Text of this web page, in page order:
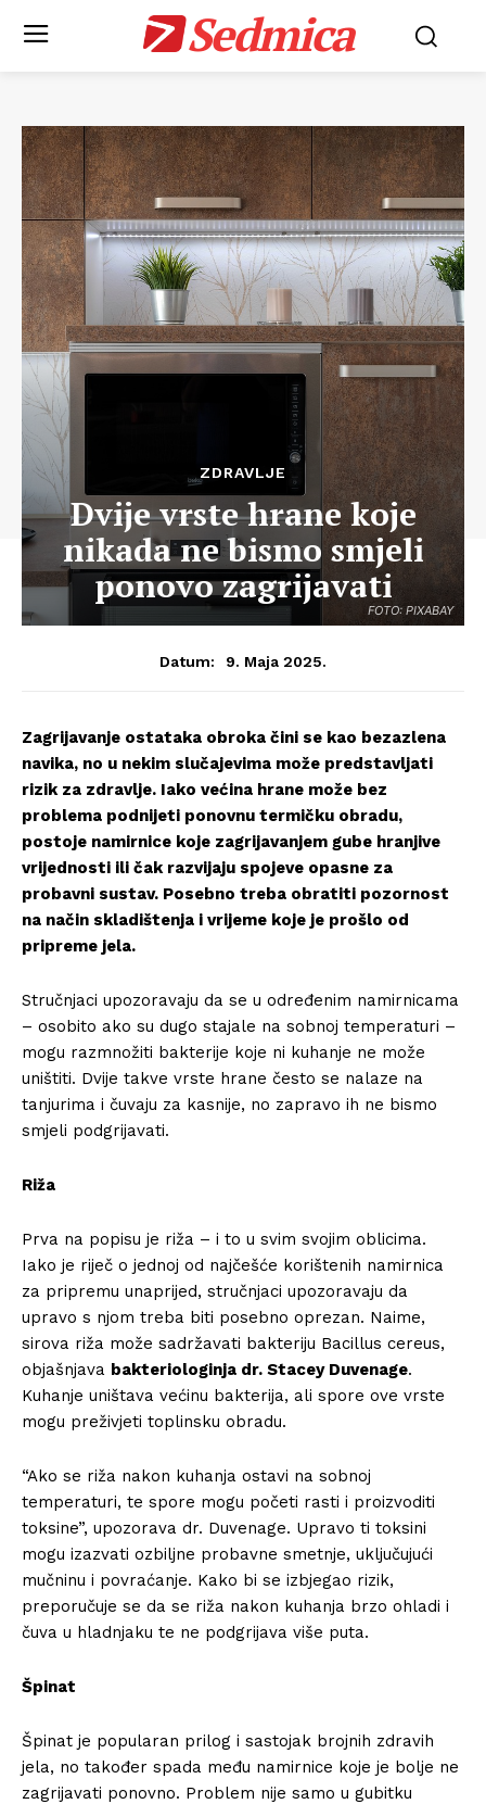
Sedmica
FOTO: PIXABAY
ZDRAVLJE
Dvije vrste hrane koje
nikada ne bismo smjeli
ponovo zagrijavati
Datum: 9. Maja 2025.
Zagrijavanje ostataka obroka čini se kao bezazlena
navika, no u nekim slučajevima može predstavljati
rizik za zdravlje. Iako većina hrane može bez
problema podnijeti ponovnu termičku obradu,
postoje namirnice koje zagrijavanjem gube hranjive
vrijednosti ili čak razvijaju spojeve opasne za
probavni sustav. Posebno treba obratiti pozornost
na način skladištenja i vrijeme koje je prošlo od
pripreme jela.
Stručnjaci upozoravaju da se u određenim namirnicama
– osobito ako su dugo stajale na sobnoj temperaturi –
mogu razmnožiti bakterije koje ni kuhanje ne može
uništiti. Dvije takve vrste hrane često se nalaze na
tanjurima i čuvaju za kasnije, no zapravo ih ne bismo
smjeli podgrijavati.
Riža
Prva na popisu je riža – i to u svim svojim oblicima.
Iako je riječ o jednoj od najčešće korištenih namirnica
za pripremu unaprijed, stručnjaci upozoravaju da
upravo s njom treba biti posebno oprezan. Naime,
sirova riža može sadržavati bakteriju Bacillus cereus,
objašnjava bakteriologinja dr. Stacey Duvenage.
Kuhanje uništava većinu bakterija, ali spore ove vrste
mogu preživjeti toplinsku obradu.
“Ako se riža nakon kuhanja ostavi na sobnoj
temperaturi, te spore mogu početi rasti i proizvoditi
toksine”, upozorava dr. Duvenage. Upravo ti toksini
mogu izazvati ozbiljne probavne smetnje, uključujući
mučninu i povraćanje. Kako bi se izbjegao rizik,
preporučuje se da se riža nakon kuhanja brzo ohladi i
čuva u hladnjaku te ne podgrijava više puta.
Špinat
Špinat je popularan prilog i sastojak brojnih zdravih
jela, no također spada među namirnice koje je bolje ne
zagrijavati ponovno. Problem nije samo u gubitku